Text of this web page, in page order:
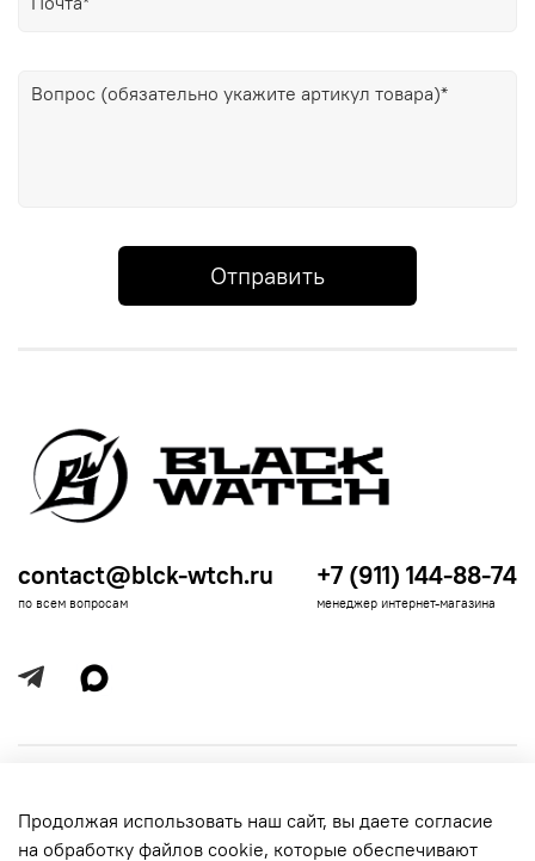
Отправить
Информация для покупателей
contact@blck-wtch.ru
по всем вопросам
+7 (911) 144-88-74
менеджер интернет-магазина
Продолжая использовать наш сайт, вы даете согласие
на обработку файлов cookie, которые обеспечивают
обработки